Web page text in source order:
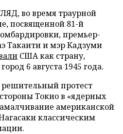
во время траурной
посвященной 81-й
премьер-
Такаити и мэр Кадзуми
США как страну,
6 августа 1945 года.
решительный протест
Токио в «ядерных
американской
классическим